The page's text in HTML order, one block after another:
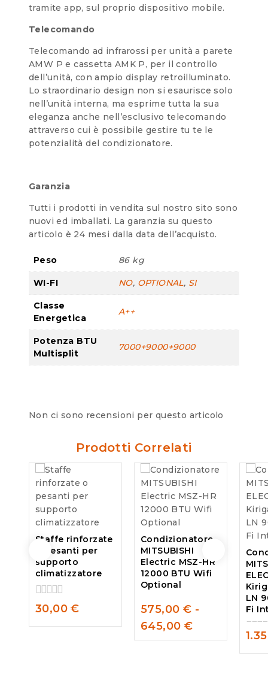
tramite app, sul proprio dispositivo mobile.
Telecomando
Telecomando ad infrarossi per unità a parete
AMW P e cassetta AMK P, per il controllo
dell’unità, con ampio display retroilluminato.
Lo straordinario design non si esaurisce solo
nell’unità interna, ma esprime tutta la sua
eleganza anche nell’esclusivo telecomando
attraverso cui è possibile gestire tu te le
potenzialità del condizionatore.
Garanzia
Tutti i prodotti in vendita sul nostro sito sono
nuovi ed imballati. La garanzia su questo
articolo è 24 mesi dalla data dell’acquisto.
Peso 86 kg
WI-FI NO, OPTIONAL, SI
Classe
Energetica
A++
Potenza BTU
Multisplit
7000+9000+9000
Non ci sono recensioni per questo articolo
Prodotti Correlati
Staffe rinforzate
o pesanti per
supporto
climatizzatore
0
out
of
30,00€
Condizionatore
MITSUBISHI
Electric MSZ-HR
12000 BTU Wifi
Optional
0
out
of
575,00 € -
645,00 €
LN
Fi
0
out